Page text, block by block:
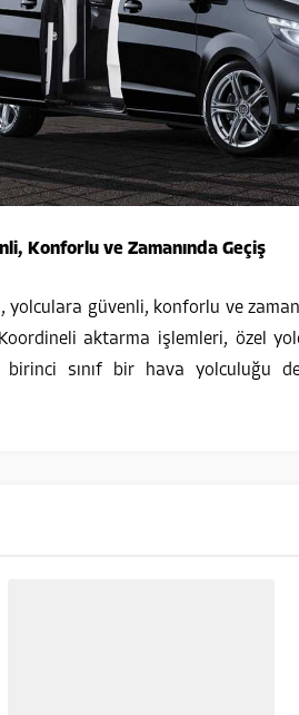
Konforlu ve Zamanında Geçiş
yolculara güvenli, konforlu ve
aktarma işlemleri, özel
sınıf bir hava yolculuğu